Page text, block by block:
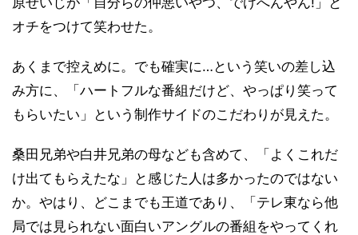
オチをつけて笑わせた。
あくまで控えめに。でも確実に…という笑いの差し込
み方に、「ハートフルな番組だけど、やっぱり笑って
もらいたい」という制作サイドのこだわりが見えた。
桑田兄弟や白井兄弟の母なども含めて、「よくこれだ
け出てもらえたな」と感じた人は多かったのではない
か。やはり、どこまでも王道であり、「テレ東なら他
局では見られない面白いアングルの番組をやってくれ